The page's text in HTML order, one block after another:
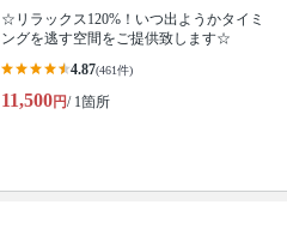
☆リラックス120%！いつ出ようかタイミ
ングを逃す空間をご提供致します☆
4.87(461件)
11,500円/ 1箇所